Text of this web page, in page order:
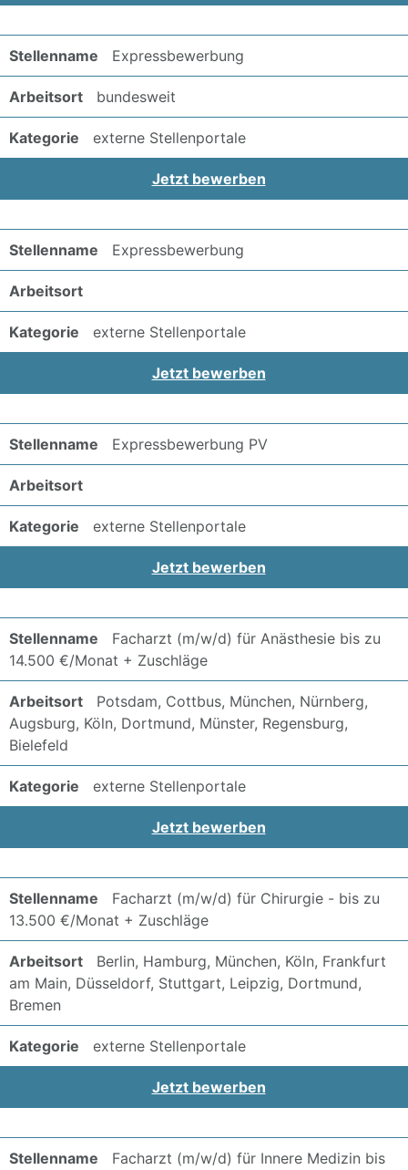
Expressbewerbung
bundesweit
externe Stellenportale
Jetzt bewerben
Expressbewerbung
externe Stellenportale
Jetzt bewerben
Expressbewerbung PV
externe Stellenportale
Jetzt bewerben
Facharzt (m/w/d) für Anästhesie bis zu
14.500 €/Monat + Zuschläge
Potsdam, Cottbus, München, Nürnberg,
Augsburg, Köln, Dortmund, Münster, Regensburg,
Bielefeld
externe Stellenportale
Jetzt bewerben
Facharzt (m/w/d) für Chirurgie - bis zu
13.500 €/Monat + Zuschläge
Berlin, Hamburg, München, Köln, Frankfurt
am Main, Düsseldorf, Stuttgart, Leipzig, Dortmund,
Bremen
externe Stellenportale
Jetzt bewerben
Facharzt (m/w/d) für Innere Medizin bis